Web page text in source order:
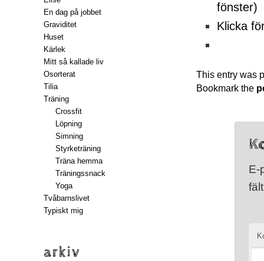
fönster)
Klicka
This entry was
Bookmark the
E-
En dag på jobbet
Graviditet
Huset
Kärlek
Mitt så kallade liv
Osorterat
Tilia
Träning
Crossfit
Löpning
Simning
Styrketräning
Träna hemma
Träningssnack
Yoga
Tvåbarnslivet
Typiskt mig
arkiv